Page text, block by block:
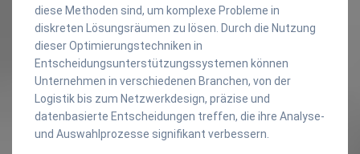
diese Methoden sind, um komplexe Probleme in
diskreten Lösungsräumen zu lösen. Durch die Nutzung
dieser Optimierungstechniken in
Entscheidungsunterstützungssystemen können
Unternehmen in verschiedenen Branchen, von der
Logistik bis zum Netzwerkdesign, präzise und
datenbasierte Entscheidungen treffen, die ihre Analyse-
und Auswahlprozesse signifikant verbessern.